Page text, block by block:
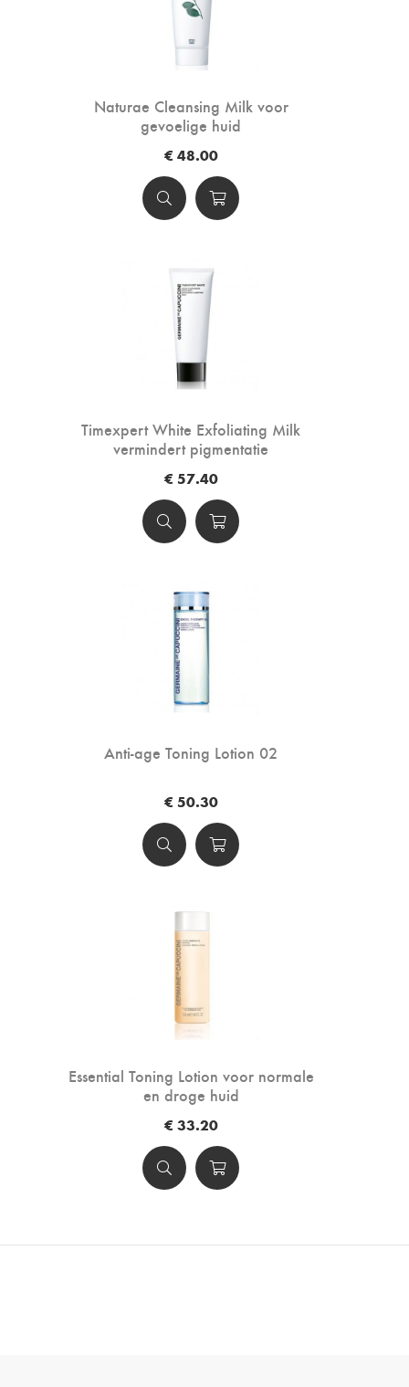
Naturae Cleansing Milk voor
gevoelige huid
€ 48.00
Timexpert White Exfoliating Milk
vermindert pigmentatie
€ 57.40
Anti-age Toning Lotion 02
€ 50.30
Essential Toning Lotion voor normale
en droge huid
€ 33.20